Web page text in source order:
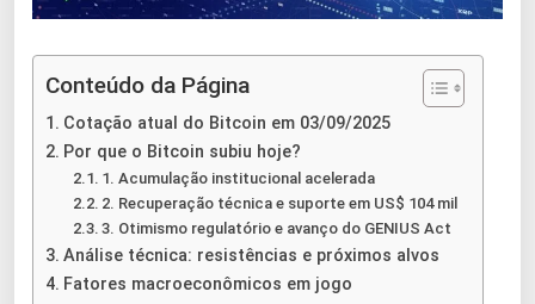
Conteúdo da Página
Cotação atual do Bitcoin em 03/09/2025
Por que o Bitcoin subiu hoje?
1. Acumulação institucional acelerada
2. Recuperação técnica e suporte em US$ 104 mil
3. Otimismo regulatório e avanço do GENIUS Act
Análise técnica: resistências e próximos alvos
Fatores macroeconômicos em jogo